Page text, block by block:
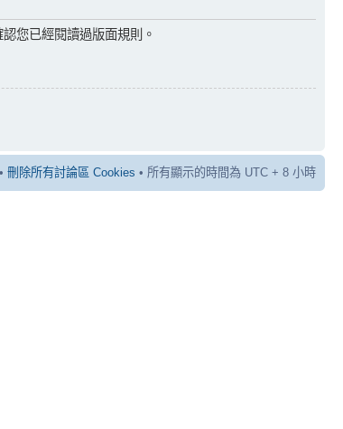
您已經閱讀過版面規則。
• 刪除所有討論區 Cookies • 所有顯示的時間為 UTC + 8 小時